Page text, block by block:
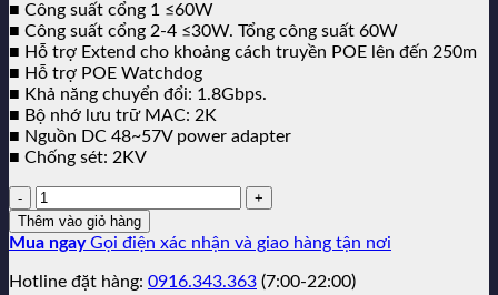
■ Công suất cổng 1 ≤60W
■ Công suất cổng 2-4 ≤30W. Tổng công suất 60W
■ Hỗ trợ Extend cho khoảng cách truyền POE lên đến 250m
■ Hỗ trợ POE Watchdog
■ Khả năng chuyển đổi: 1.8Gbps.
■ Bộ nhớ lưu trữ MAC: 2K
■ Nguồn DC 48~57V power adapter
■ Chống sét: 2KV
Số
lượng:
Thêm vào giỏ hàng
Mua ngay Gọi điện xác nhận và giao hàng tận nơi
Hotline đặt hàng: 0916.343.363 (7:00-22:00)